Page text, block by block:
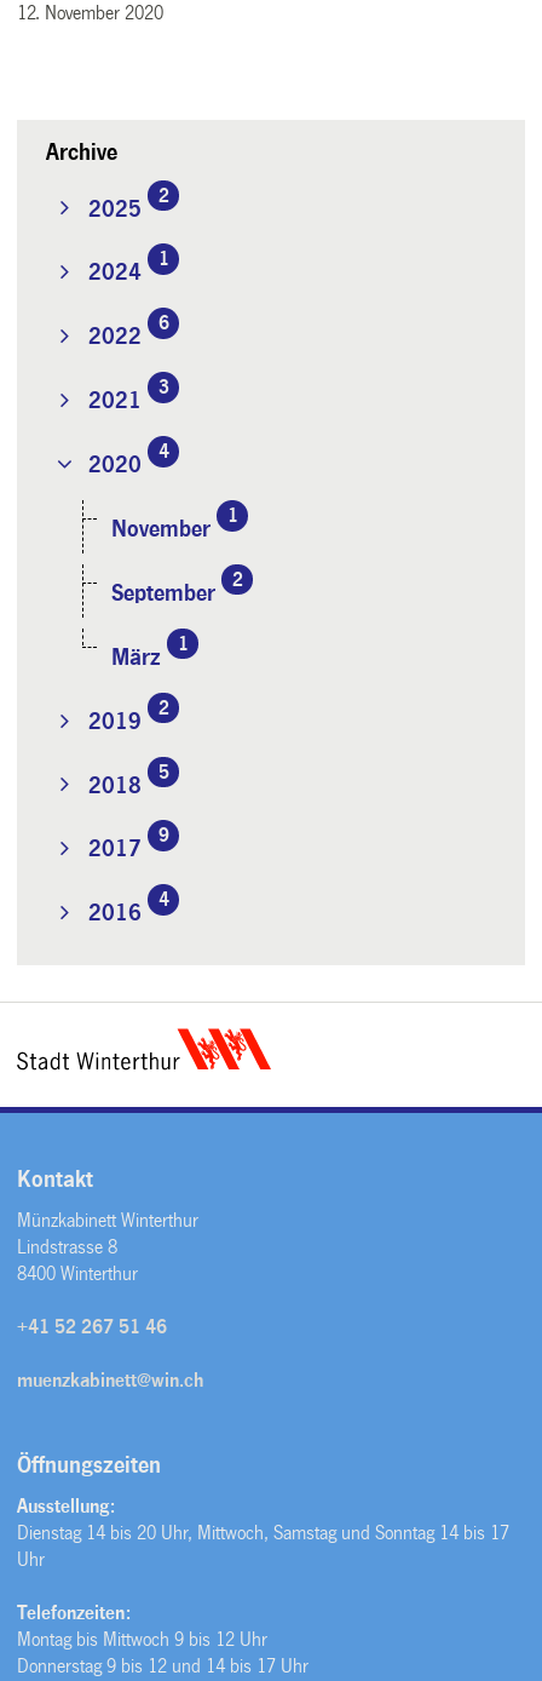
12. November 2020
Archive
2025
2
2024
1
2022
6
2021
3
2020
4
November
1
September
2
März
1
2019
2
2018
5
2017
9
2016
4
Kontakt
Münzkabinett Winterthur
Lindstrasse 8
8400 Winterthur
+41 52 267 51 46
muenzkabinett@win.ch
Öffnungszeiten
Ausstellung:
Dienstag 14 bis 20 Uhr, Mittwoch, Samstag und Sonntag 14 bis 17
Uhr
Telefonzeiten:
Montag bis Mittwoch 9 bis 12 Uhr
Donnerstag 9 bis 12 und 14 bis 17 Uhr